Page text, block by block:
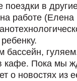
в
работе
кафе. Пока мы
о новостях из